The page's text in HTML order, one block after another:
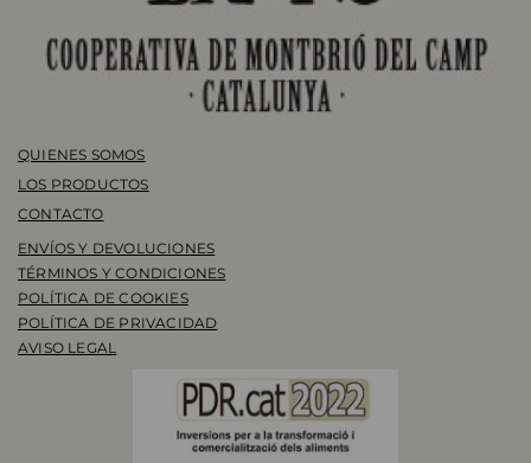
QUIENES SOMOS
LOS PRODUCTOS
CONTACTO
ENVÍOS Y DEVOLUCIONES
TÉRMINOS Y CONDICIONES
POLÍTICA DE COOKIES
POLÍTICA DE PRIVACIDAD
AVISO LEGAL